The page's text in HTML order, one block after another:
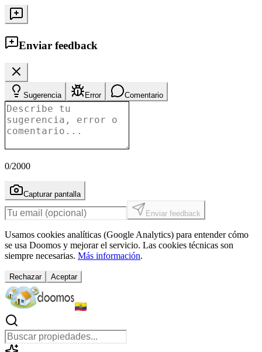
Enviar feedback
Sugerencia Error Comentario
0/2000
Capturar pantalla
Enviar feedback
Usamos cookies analíticas (Google Analytics) para entender cómo
se usa Doomos y mejorar el servicio. Las cookies técnicas son
siempre necesarias. Más información.
Rechazar Aceptar